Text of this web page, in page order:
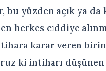
yüzden açık ya da
herkes ciddiye
karar veren
ki intiharı